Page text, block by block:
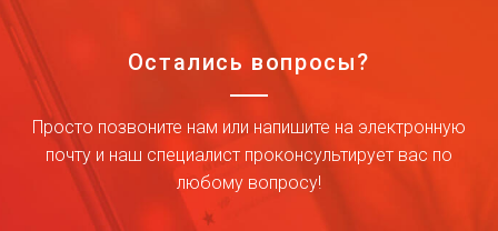
Остались вопросы?
Просто позвоните нам или напишите на электронную
почту и наш специалист проконсультирует вас по
любому вопросу!